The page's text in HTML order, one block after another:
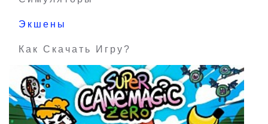
Экшены
Как Скачать Игру?